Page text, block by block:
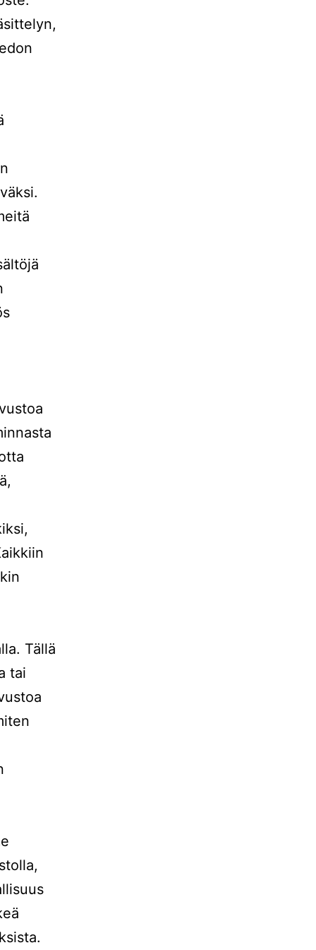
Tällä
tai